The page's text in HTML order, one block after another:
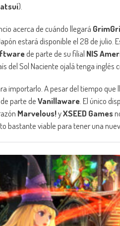
).
acerca de cuándo llegará
estará disponible el 28 de julio.
de parte de su filial NIS
del Sol Naciente ojalá tenga inglés
importarlo. A pesar del tiempo que
parte deVanillaware. El único
Marvelous!yXSEED Games
bastante viable para tener una